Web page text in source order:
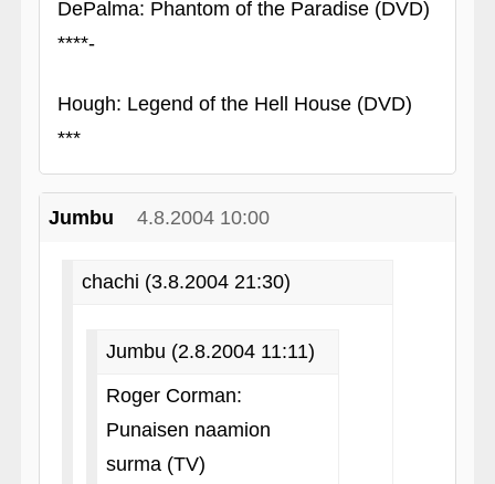
DePalma: Phantom of the Paradise (DVD)
****-
Hough: Legend of the Hell House (DVD)
***
Jumbu 4.8.2004 10:00
chachi (3.8.2004 21:30)
Jumbu (2.8.2004 11:11)
Roger Corman:
Punaisen naamion
surma (TV)